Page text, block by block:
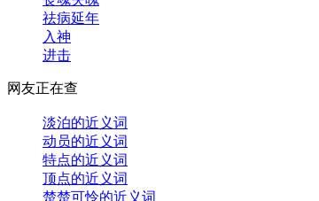
祛病延年
入神
进击
网友正在查
淡泊的近义词
动员的近义词
特点的近义词
顶点的近义词
楚楚可怜的近义词